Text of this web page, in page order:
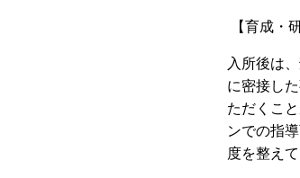
【育成・
入所後は
に密接し
ただくこ
ンでの指
度を整えて